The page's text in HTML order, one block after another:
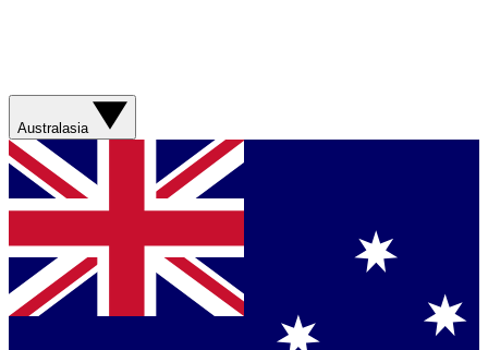
Australasia